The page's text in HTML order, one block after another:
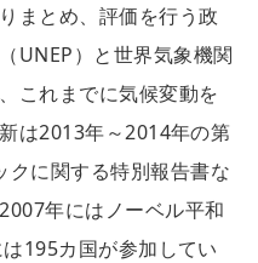
まとめ、評価を行う政
UNEP）と世界気象機関
これまでに気候変動を
は2013年～2014年の第
クに関する特別報告書な
年にはノーベル平和
195カ国が参加してい